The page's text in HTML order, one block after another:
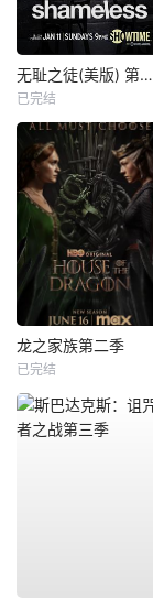
无耻之徒(美版) 第五季
已完结
龙之家族第二季
已完结